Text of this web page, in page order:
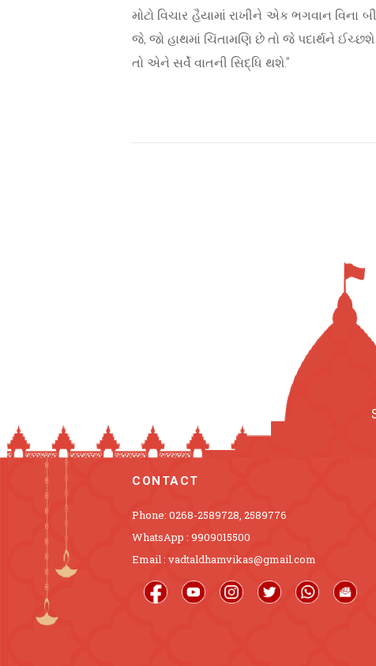
મોટો વિચાર હૈયામાં રાખીને એક ભગવાન
જે, જો હાથમાં ચિંતામણિ છે તો જે પદાર્થને
તો એને સર્વે વાતની સિદ્ધિ થશે.”
CONTACT
Phone: 0268-2589728, 2589776
WhatsApp : 9909015500
Email : vadtaldhamvikas@gmail.com